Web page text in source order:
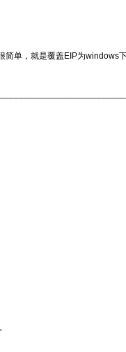
单，就是覆盖EIP为windows